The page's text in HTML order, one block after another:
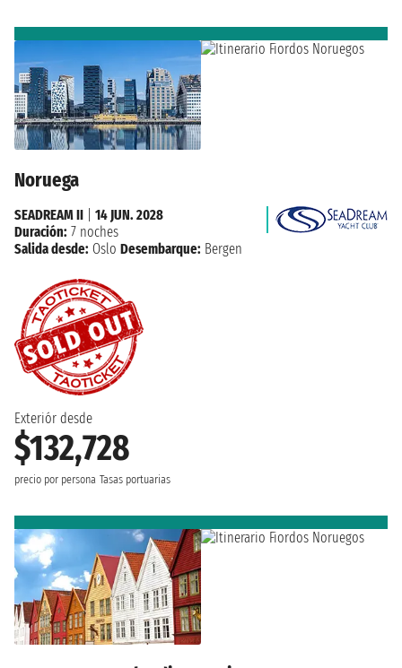
Noruega
Exteriór desde
$132,728
precio por persona Tasas portuarias
SEADREAM II
14 JUN. 2028
Duración: 7 noches
Salida desde: Oslo Desembarque: Bergen